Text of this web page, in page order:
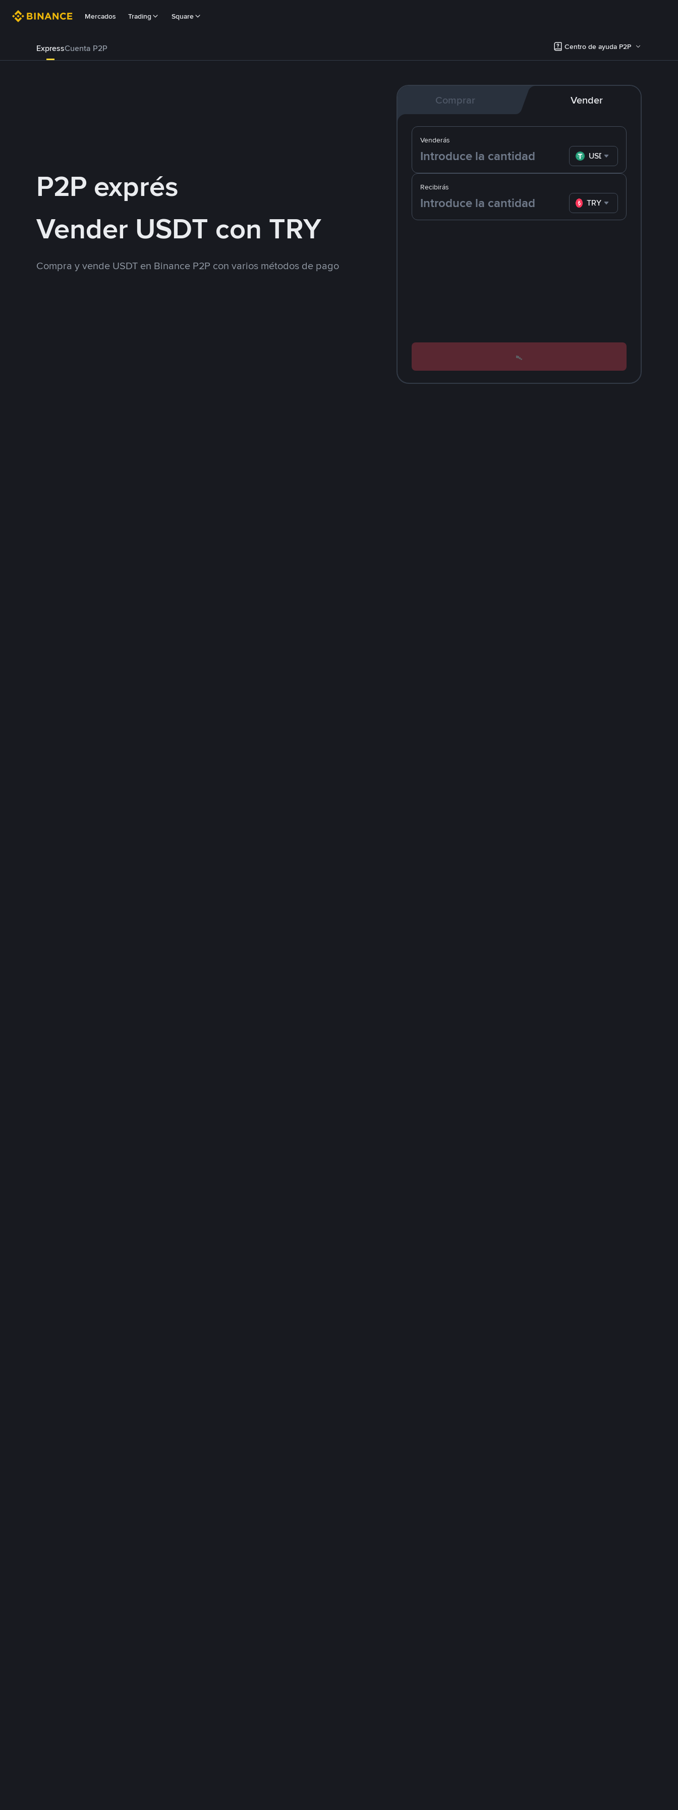
Mercados Trading Square
ExpressCuenta P2P Centro de ayuda P2P
P2P exprés
Vender USDT con TRY
Compra y vende USDT en Binance P2P con varios métodos de pago
Comprar Vender
Recibirás
TRY
Venderás
USDT